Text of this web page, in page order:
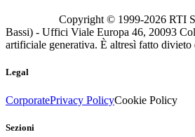
Copyright © 1999-2026 RTI
Bassi) - Uffici Viale Europa 46, 20093
artificiale generativa. È altresì fatto divieto
Legal
CorporatePrivacy PolicyCookie Policy
Sezioni